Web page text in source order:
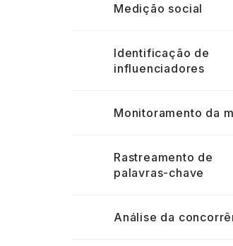
Medição social
Identificação de
influenciadores
Monitoramento da
Rastreamento de
palavras-chave
Análise da